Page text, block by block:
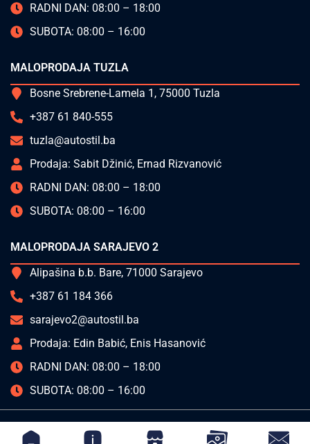
RADNI DAN: 08:00 – 18:00
SUBOTA: 08:00 – 16:00
MALOPRODAJA TUZLA
Bosne Srebrene-Lamela 1, 75000 Tuzla
+387 61 840-555
tuzla@autostil.ba
Prodaja: Sabit Džinić, Ernad Rizvanović
RADNI DAN: 08:00 – 18:00
SUBOTA: 08:00 – 16:00
MALOPRODAJA SARAJEVO 2
Alipašina b.b. Bare, 71000 Sarajevo
+387 61 184 366
sarajevo2@autostil.ba
Prodaja: Edin Babić, Enis Hasanović
RADNI DAN: 08:00 – 18:00
SUBOTA: 08:00 – 16:00
AUTO STIL © 2025 Sva prava zadržana | Made by